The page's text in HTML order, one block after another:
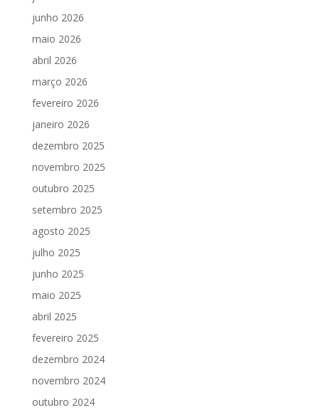
junho 2026
maio 2026
abril 2026
março 2026
fevereiro 2026
janeiro 2026
dezembro 2025
novembro 2025
outubro 2025
setembro 2025
agosto 2025
julho 2025
junho 2025
maio 2025
abril 2025
fevereiro 2025
dezembro 2024
novembro 2024
outubro 2024